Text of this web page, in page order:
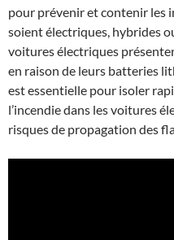
pour prévenir et contenir les
soient électriques, hybrides
voitures électriques
en raison de leurs batteries
est essentielle pour isoler
l’incendie dans les voitures
risques de propagation des